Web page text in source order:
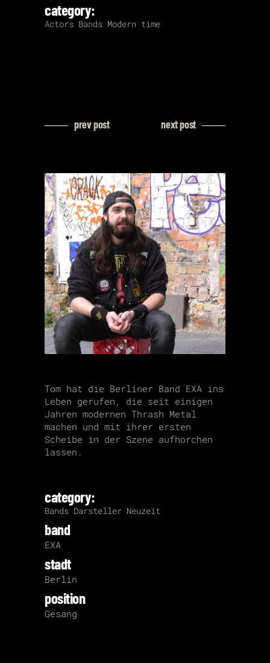
category:
Actors Bands Modern time
prev post next post
Tom hat die Berliner Band EXA ins
Leben gerufen, die seit einigen
Jahren modernen Thrash Metal
machen und mit ihrer ersten
Scheibe in der Szene aufhorchen
lassen.
category:
Bands Darsteller Neuzeit
band
EXA
stadt
Berlin
position
Gesang